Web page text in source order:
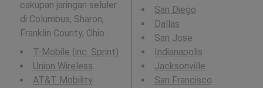
cakupan jaringan seluler
di Columbus, Sharon,
Franklin County, Ohio .
T-Mobile (inc. Sprint)
Union Wireless
AT&T Mobility
San Diego
Dallas
San Jose
Indianapolis
Jacksonville
San Francisco